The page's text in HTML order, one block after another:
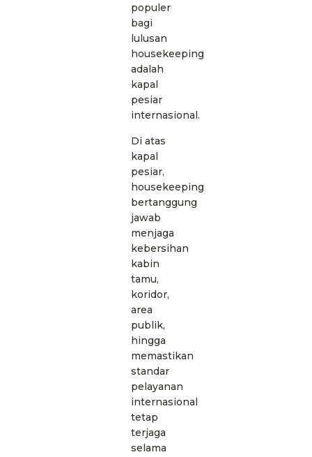
populer
bagi
lulusan
housekeeping
adalah
kapal
pesiar
internasional.
Di atas
kapal
pesiar,
housekeeping
bertanggung
jawab
menjaga
kebersihan
kabin
tamu,
koridor,
area
publik,
hingga
memastikan
standar
pelayanan
internasional
tetap
terjaga
selama